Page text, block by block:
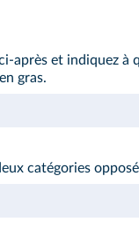
et indiquez à
gras.
catégories